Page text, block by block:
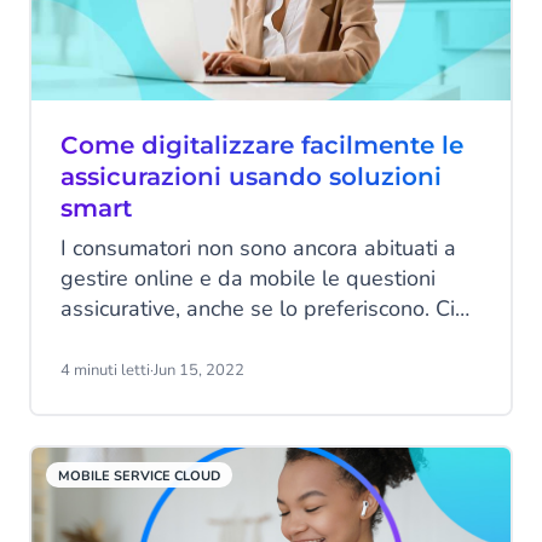
Come digitalizzare facilmente le
assicurazioni usando soluzioni
smart
I consumatori non sono ancora abituati a
gestire online e da mobile le questioni
assicurative, anche se lo preferiscono. Ciò
accessibili ovunque e in qualsiasi
questa esigenza. Una ricerca di KPMG
condotta su 70 dirigenti di compagnie
assicurative internazionali dimostra che gli
4 minuti letti·Jun 15, 2022
MOBILE SERVICE CLOUD